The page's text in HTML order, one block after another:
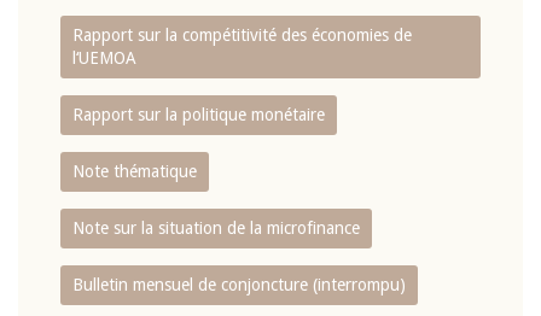
Rapport sur la compétitivité des économies de
l‘UEMOA
Rapport sur la politique monétaire
Note thématique
Note sur la situation de la microfinance
Bulletin mensuel de conjoncture (interrompu)